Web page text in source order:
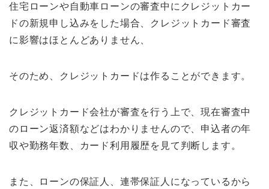
住宅ローンや自動車ローンの審査中にクレジットカー
ドの新規申し込みをした場合、クレジットカード審査
に影響はほとんどありません、
そのため、クレジットカードは作ることができます。
クレジットカード会社が審査を行う上で、現在審査中
のローン返済額などはわかりませんので、申込者の年
収や勤務年数、カード利用履歴を見て判断します。
また、ローンの保証人、連帯保証人になっているから